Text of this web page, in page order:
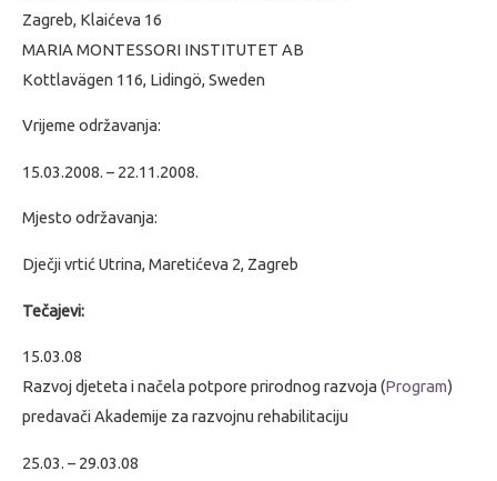
Zagreb, Klaićeva 16
MARIA MONTESSORI INSTITUTET AB
Kottlavägen 116, Lidingö, Sweden
Vrijeme održavanja:
15.03.2008. – 22.11.2008.
Mjesto održavanja:
Dječji vrtić Utrina, Maretićeva 2, Zagreb
Tečajevi:
15.03.08
Razvoj djeteta i načela potpore prirodnog razvoja (Program)
predavači Akademije za razvojnu rehabilitaciju
25.03. – 29.03.08